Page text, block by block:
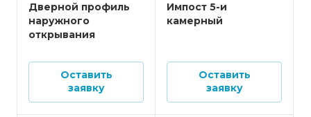
Дверной профиль
наружного
открывания
Оставить
заявку
Импост 5-и
камерный
Оставить
заявку